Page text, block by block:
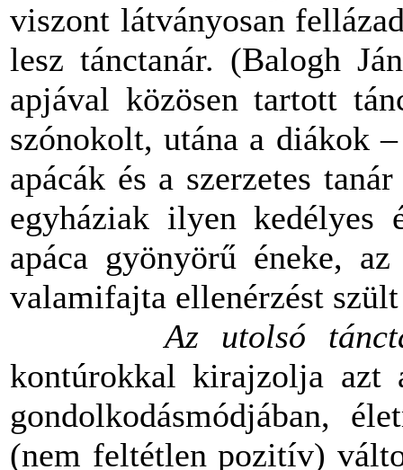
viszont látványosan
lesz tánctanár. (Balogh
apjával közösen tartott
szónokolt, utána a diákok
apácák és a szerzetes
egyháziak ilyen kedélyes
apáca gyönyörű éneke,
valamifajta ellenérzést
Az utolsó
kontúrokkal kirajzolja azt
gondolkodásmódjában,
(nem feltétlen pozitív)